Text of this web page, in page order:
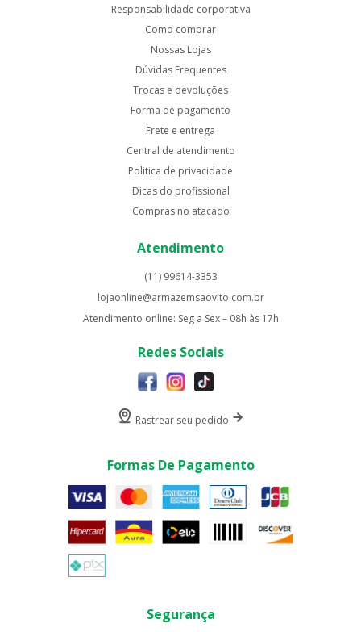
Responsabilidade corporativa
Como comprar
Nossas Lojas
Dúvidas Frequentes
Trocas e devoluções
Forma de pagamento
Frete e entrega
Central de atendimento
Politica de privacidade
Dicas do profissional
Compras no atacado
Atendimento
(11) 99614-3353
lojaonline@armazemsaovito.com.br
Atendimento online: Seg a Sex – 08h às 17h
Redes Sociais
Rastrear seu pedido
Formas De Pagamento
Segurança